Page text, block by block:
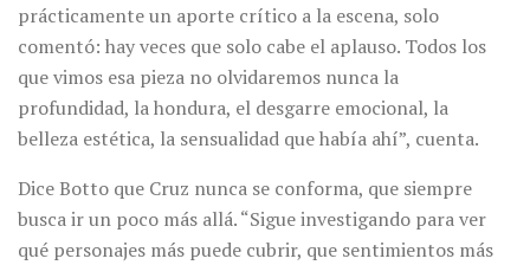
prácticamente un aporte crítico a la escena, solo
comentó: hay veces que solo cabe el aplauso. Todos los
que vimos esa pieza no olvidaremos nunca la
profundidad, la hondura, el desgarre emocional, la
belleza estética, la sensualidad que había ahí”, cuenta.
Dice Botto que Cruz nunca se conforma, que siempre
busca ir un poco más allá. “Sigue investigando para ver
qué personajes más puede cubrir, que sentimientos más